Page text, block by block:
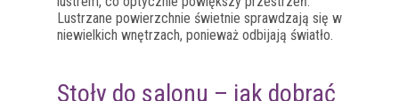
Lustrzane powierzchnie świetnie sprawdzają się w
niewielkich wnętrzach, ponieważ odbijają światło.
Stoły do salonu – jak dobrać